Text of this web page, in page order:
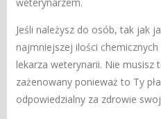
Jeśli należysz do osób, tak jak
najmniejszej ilości
lekarza weterynarii. Nie musisz
zażenowany ponieważ to Ty
odpowiedzialny za zdrowie